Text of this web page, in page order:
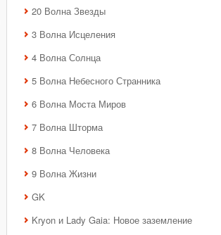
20 Волна Звезды
3 Волна Исцеления
4 Волна Солнца
5 Волна Небесного Странника
6 Волна Моста Миров
7 Волна Шторма
8 Волна Человека
9 Волна Жизни
GK
Kryon и Lady Gaia: Новое заземление